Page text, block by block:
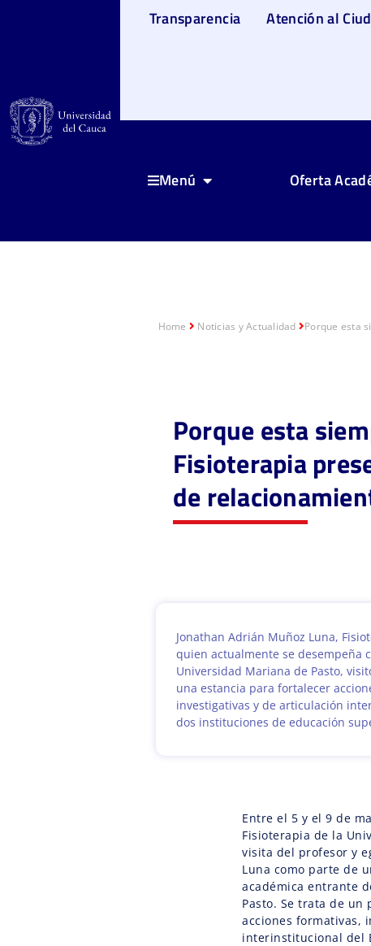
Transparencia Atención al
Menú Oferta
Home Noticias y Actualidad Porque esta
Porque esta
Fisioterapia
de
Jonathan Adrián Muñoz Luna,
quien actualmente se desempeña
Universidad Mariana de Pasto,
una estancia para fortalecer
investigativas y de articulación
dos instituciones de educación
Entre el 5 y el 9 de
Fisioterapia de la
visita del profesor y
Luna como parte de
académica entrante
Pasto. Se trata de un
acciones formativas,
interinstitucional del